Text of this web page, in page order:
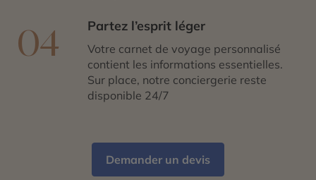
04 Partez l’esprit léger
Votre carnet de voyage personnalisé
contient les informations essentielles.
Sur place, notre conciergerie reste
disponible 24/7
Demander un devis